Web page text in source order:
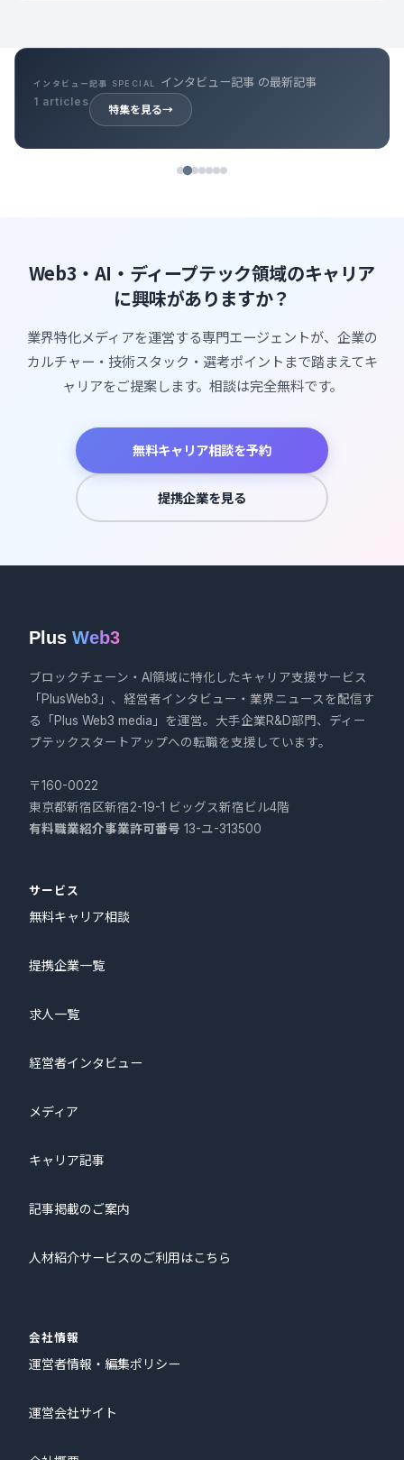
キャリア記事 SPECIAL キャリア記事 の最新記事
39 articles
特集を見る→
Web3・AI・ディープテック領域のキャリア
に興味がありますか？
業界特化メディアを運営する専門エージェントが、企業の
カルチャー・技術スタック・選考ポイントまで踏まえてキ
ャリアをご提案します。相談は完全無料です。
無料キャリア相談を予約
提携企業を見る
Plus Web3
ブロックチェーン・AI領域に特化したキャリア支援サービス
「PlusWeb3」、経営者インタビュー・業界ニュースを配信す
る「Plus Web3 media」を運営。大手企業R&D部門、ディー
プテックスタートアップへの転職を支援しています。
〒160-0022
東京都新宿区新宿2-19-1 ビッグス新宿ビル4階
有料職業紹介事業許可番号 13-ユ-313500
サービス
無料キャリア相談
提携企業一覧
求人一覧
経営者インタビュー
メディア
キャリア記事
記事掲載のご案内
人材紹介サービスのご利用はこちら
会社情報
運営者情報・編集ポリシー
運営会社サイト